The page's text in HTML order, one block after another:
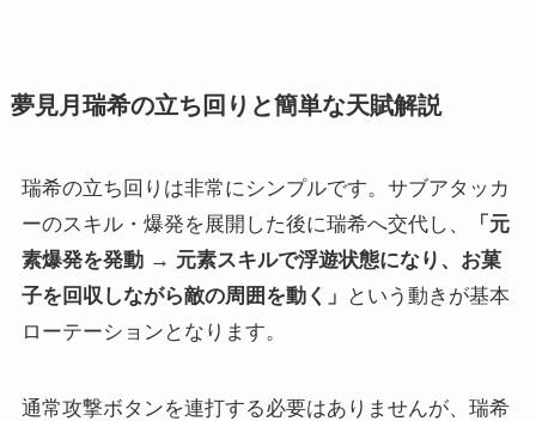
夢見月瑞希の立ち回りと簡単な天賦解説
瑞希の立ち回りは非常にシンプルです。サブアタッカ
ーのスキル・爆発を展開した後に瑞希へ交代し、
「元
素爆発を発動 → 元素スキルで浮遊状態になり、お菓
子を回収しながら敵の周囲を動く」
という動きが基本
ローテーションとなります。
通常攻撃ボタンを連打する必要はありませんが、瑞希